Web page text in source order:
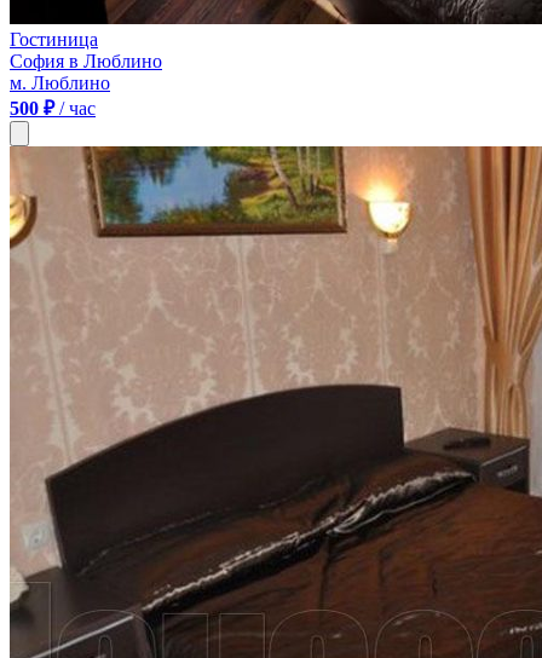
Гостиница
София в Люблино
м. Люблино
500 ₽/ час